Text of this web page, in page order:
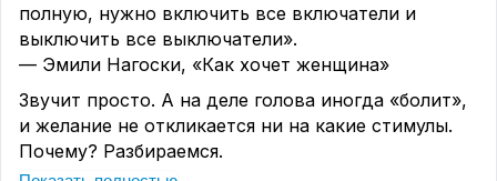
полную, нужно включить все включатели и
выключить все выключатели».
— Эмили Нагоски, «Как хочет женщина»
Звучит просто. А на деле голова иногда «болит»,
и желание не откликается ни на какие стимулы.
Почему? Разбираемся.